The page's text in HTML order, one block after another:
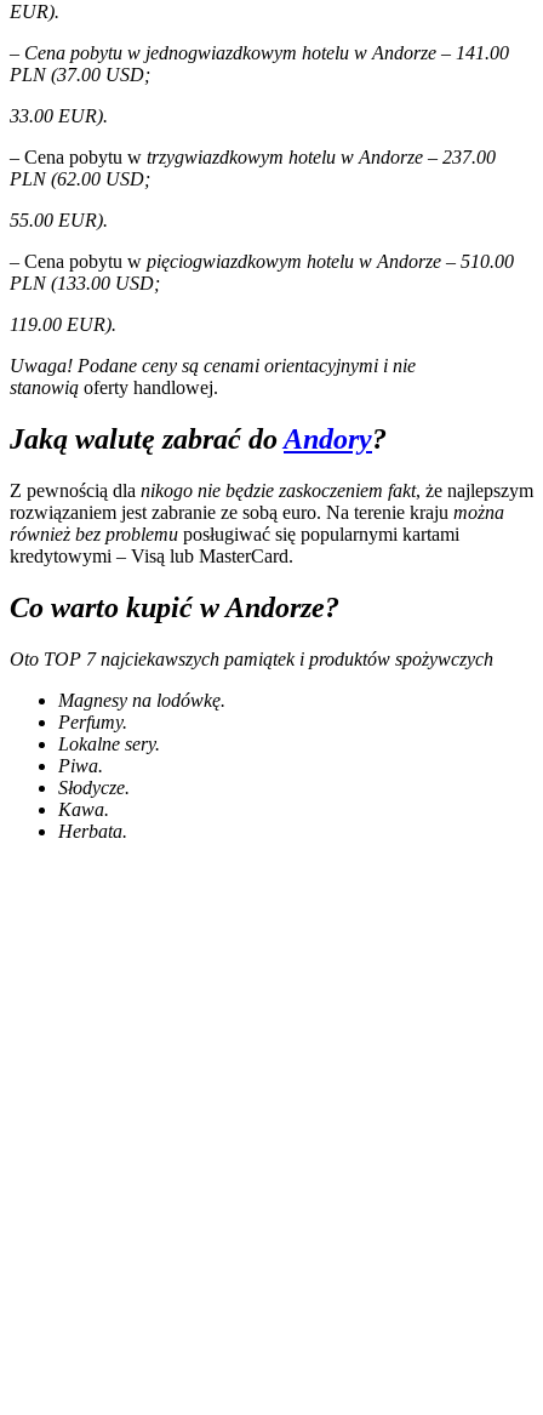
EUR).
– Cena pobytu w jednogwiazdkowym hotelu w Andorze – 141.00
PLN (37.00 USD;
33.00 EUR).
– Cena pobytu w trzygwiazdkowym hotelu w Andorze – 237.00
PLN (62.00 USD;
55.00 EUR).
– Cena pobytu w pięciogwiazdkowym hotelu w Andorze – 510.00
PLN (133.00 USD;
119.00 EUR).
Uwaga! Podane ceny są cenami orientacyjnymi i nie
stanowią oferty handlowej.
Jaką walutę zabrać doAndory?
Z pewnością dla nikogo nie będzie zaskoczeniem fakt, że najlepszym
rozwiązaniem jest zabranie ze sobą euro. Na terenie kraju można
również bez problemu posługiwać się popularnymi kartami
kredytowymi – Visą lub MasterCard.
Co warto kupić w Andorze?
Oto TOP 7 najciekawszych pamiątek i produktów spożywczych
Magnesy na lodówkę.
Perfumy.
Lokalne sery.
Piwa.
Słodycze.
Kawa.
Herbata.